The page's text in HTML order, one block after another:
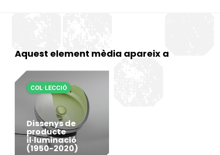
Aquest element mèdia apareix a
Dissenys de
producte
il·luminació
(1950-2020)
COL·LECCIÓ